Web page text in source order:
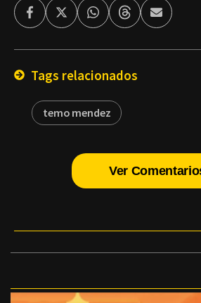
FacebookTwitterWhatsappThreadsEnviar
por
Tags relacionados
temo mendez
Ver